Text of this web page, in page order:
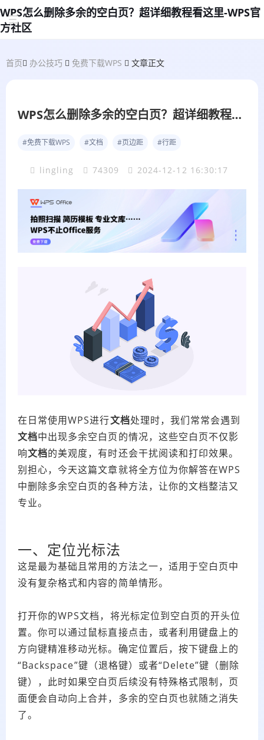
WPS怎么删除多余的空白页？超详细教程看这里-WPS官
方社区
首页 办公技巧 免费下载WPS 文章正文
WPS怎么删除多余的空白页？超详细教程看这里
#免费下载WPS #文档 #页边距 #行距
lingling 74309 2024-12-12 16:30:17
在日常使用WPS进行文档处理时，我们常常会遇到
文档中出现多余空白页的情况，这些空白页不仅影
响文档的美观度，有时还会干扰阅读和打印效果。
别担心，今天这篇文章就将全方位为你解答在WPS
中删除多余空白页的各种方法，让你的文档整洁又
专业。
一、定位光标法
这是最为基础且常用的方法之一，适用于空白页中
没有复杂格式和内容的简单情形。
打开你的WPS文档，将光标定位到空白页的开头位
置。你可以通过鼠标直接点击，或者利用键盘上的
方向键精准移动光标。确定位置后，按下键盘上的
“Backspace”键（退格键）或者“Delete”键（删除
键），此时如果空白页后续没有特殊格式限制，页
面便会自动向上合并，多余的空白页也就随之消失
了。